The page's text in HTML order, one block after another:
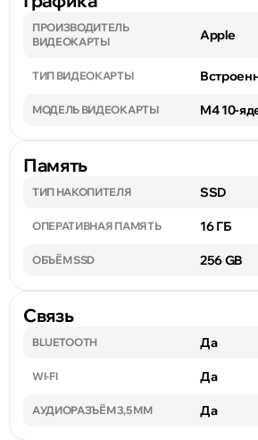
ПРОИЗВОДИТЕЛЬ
ВИДЕОКАРТЫ
Apple
ТИП ВИДЕОКАРТЫ
МОДЕЛЬ ВИДЕОКАРТЫ M4 10-
Память
ТИП НАКОПИТЕЛЯ SSD
ОПЕРАТИВНАЯ ПАМЯТЬ 16 ГБ
ОБЪЁМ SSD 256 GB
Связь
BLUETOOTH Да
WI-FI Да
АУДИОРАЗЪЁМ 3,5 ММ Да